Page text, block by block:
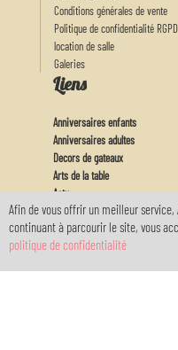
Conditions générales de vente
Politique de confidentialité RGPD
location de salle
Galeries
Liens
Anniversaires enfants
Anniversaires adultes
Decors de gateaux
Arts de la table
Actu
Feux d'artifices
Baby
Mon Compte
Afin de vous offrir un meilleur
continuant à parcourir le site, vous
politique de confidentialité